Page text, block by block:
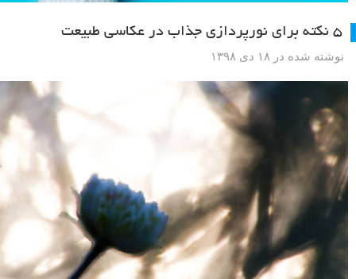
۵ نکته برای نورپردازی جذاب در عکاسی طبیعت
نوشته شده در ۱۸ دی ۱۳۹۸